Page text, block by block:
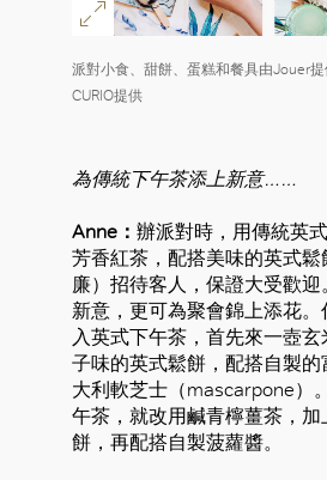
派對小食、甜餅、蛋糕和餐具由Jouer
CURIO提供
為傳統下午茶添上新意……
Anne： 辦派對時，用傳統英
芳香紅茶，配搭美味的英式鬆
廉）招待客人，保證大受歡
新意，更可為聚會錦上添花
入英式下午茶，首先來一壺
子味的英式鬆餅，配搭自製
大利軟芝士（mascarpone）
午茶，就改用鹹青檸薑茶，加
餅，再配搭自製菠蘿醬。